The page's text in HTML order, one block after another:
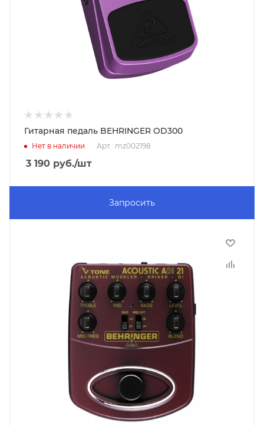
Гитарная педаль BEHRINGER OD300
Нет в наличии Арт.: mz002198
3 190 руб./шт
Запросить